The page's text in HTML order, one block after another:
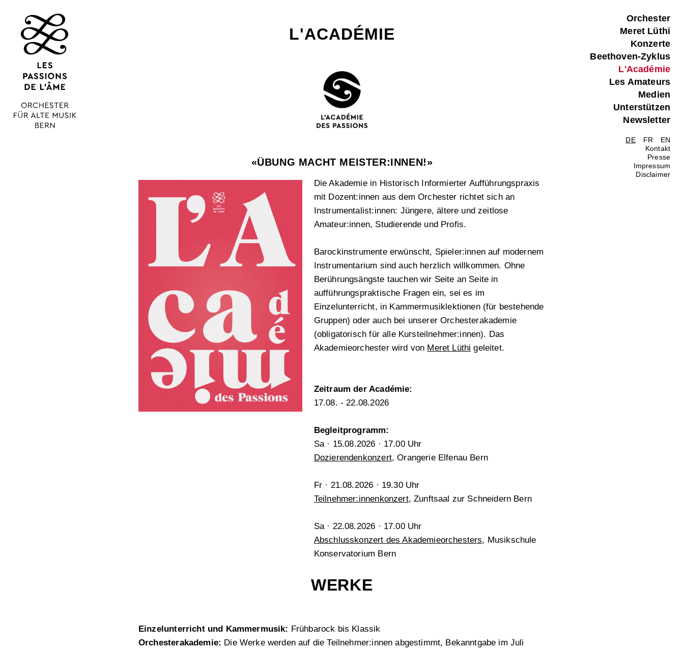
Orchester
Meret Lüthi
Konzerte
Beethoven-Zyklus
L'Académie
Les Amateurs
Medien
Unterstützen
Newsletter
DE FR
EN
Kontakt
Presse
Impressum
Disclaimer
L'ACADÉMIE
«ÜBUNG MACHT MEISTER:INNEN!»
Die Akademie in Historisch Informierter Aufführungspraxis
mit Dozent:innen aus dem Orchester richtet sich an
Instrumentalist:innen: Jüngere, ältere und zeitlose
Amateur:innen, Studierende und Profis.
Barockinstrumente erwünscht, Spieler:innen auf modernem
Instrumentarium sind auch herzlich willkommen. Ohne
Berührungsängste tauchen wir Seite an Seite in
aufführungspraktische Fragen ein, sei es im
Einzelunterricht, in Kammermusiklektionen (für bestehende
Gruppen) oder auch bei unserer Orchesterakademie
(obligatorisch für alle Kursteilnehmer:innen). Das
Akademieorchester wird von Meret Lüthi geleitet.
Zeitraum der Académie:
17.08. - 22.08.2026
Begleitprogramm:
Sa · 15.08.2026 · 17.00 Uhr
Dozierendenkonzert, Orangerie Elfenau Bern
Fr · 21.08.2026 · 19.30 Uhr
Teilnehmer:innenkonzert, Zunftsaal zur Schneidern Bern
Sa · 22.08.2026 · 17.00 Uhr
Abschlusskonzert des Akademieorchesters, Musikschule
Konservatorium Bern
WERKE
Einzelunterricht und Kammermusik: Frühbarock bis Klassik
Orchesterakademie: Die Werke werden auf die Teilnehmer:innen abgestimmt, Bekanntgabe im Juli